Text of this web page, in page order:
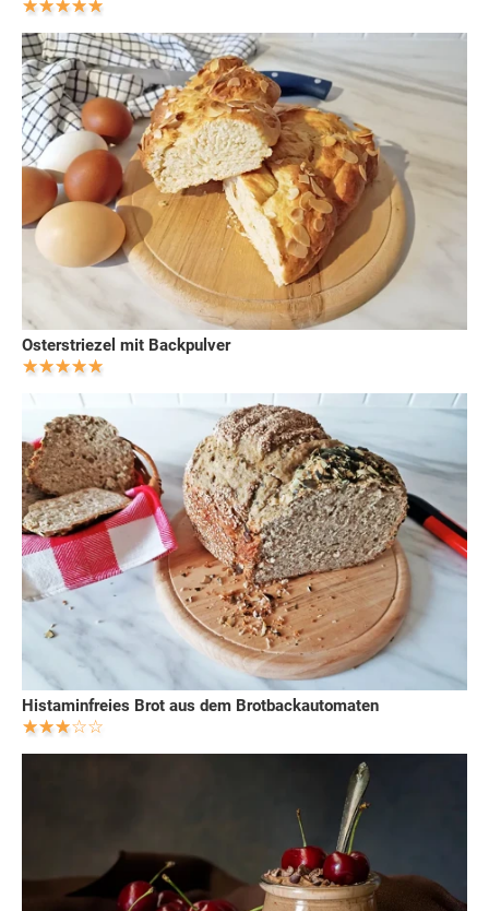
Osterstriezel mit Backpulver
Histaminfreies Brot aus dem Brotbackautomaten